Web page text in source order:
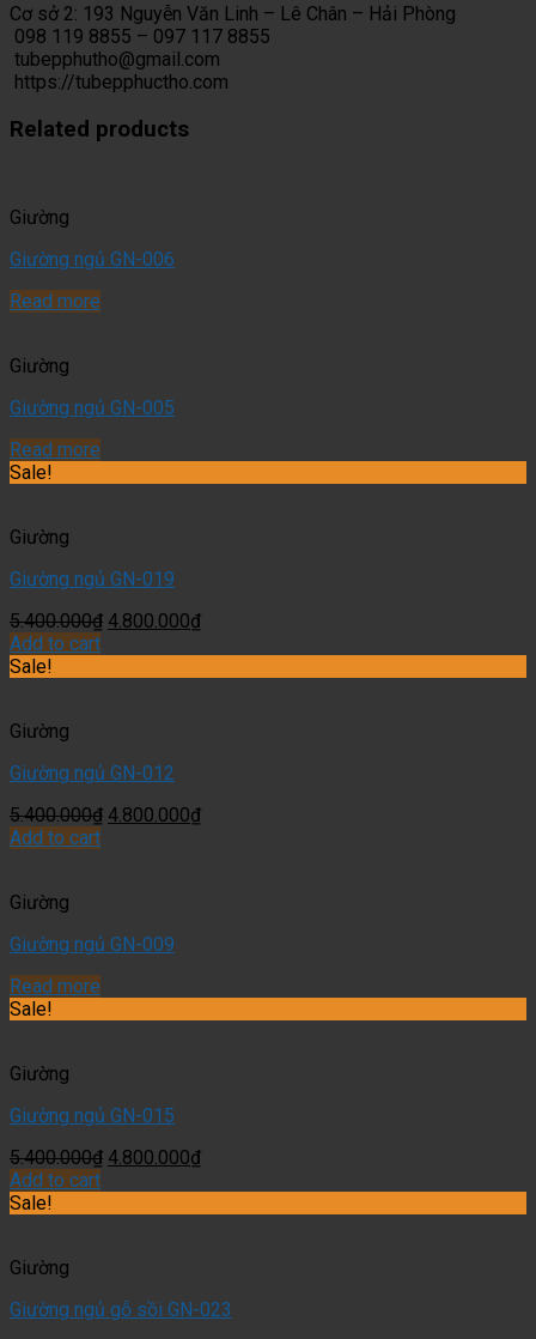
Cơ sở 2: 193 Nguyễn Văn Linh – Lê Chân – Hải Phòng
098 119 8855 – 097 117 8855
tubepphutho@gmail.com
https://tubepphuctho.com
Related products
Giường
Giường ngủ GN-006
Read more
Giường
Giường ngủ GN-005
Read more
Sale!
Giường
Giường ngủ GN-019
5.400.000₫ 4.800.000₫
Add to cart
Sale!
Giường
Giường ngủ GN-012
5.400.000₫ 4.800.000₫
Add to cart
Giường
Giường ngủ GN-009
Read more
Sale!
Giường
Giường ngủ GN-015
5.400.000₫ 4.800.000₫
Add to cart
Sale!
Giường
Giường ngủ gỗ sồi GN-023